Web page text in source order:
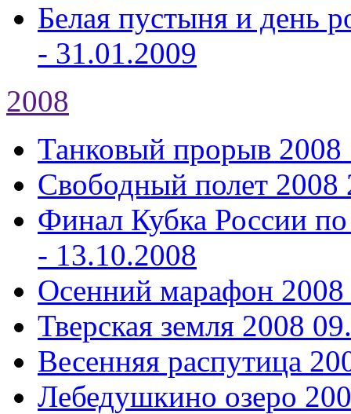
Белая пустыня и день
- 31.01.2009
2008
Танковый прорыв 2008
Свободный полет 2008
Финал Кубка России
- 13.10.2008
Осенний марафон 2008
Тверская земля 2008
Весенняя распутица
Лебедушкино озеро